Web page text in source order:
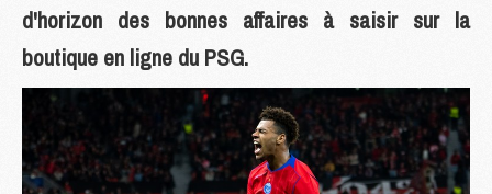
d'horizon des bonnes affaires à saisir sur la
boutique en ligne du PSG.